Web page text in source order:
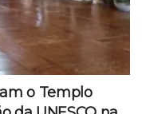
o Templo